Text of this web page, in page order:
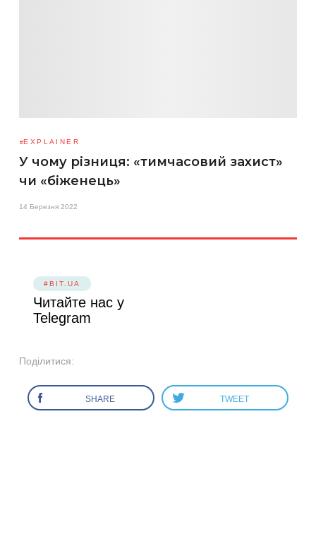
EXPLAINER
У чому різниця: «тимчасовий захист»
чи «біженець»
14 Березня 2022
#BIT.UA
Читайте нас у
Telegram
Поділитися:
SHARE TWEET